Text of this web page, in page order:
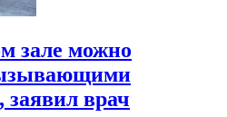
зале можно
заявил врач